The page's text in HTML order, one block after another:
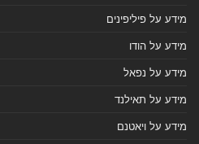
מידע על פיליפינים
מידע על הודו
מידע על נפאל
מידע על תאילנד
מידע על ויאטנם